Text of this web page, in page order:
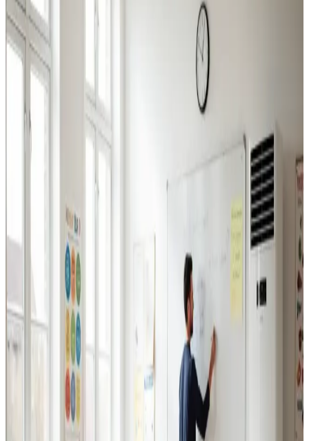
Industriventilation
Ventilation til fabrikker, haller og lagerbygninger i
Tårnby. Professionel dimensionering.